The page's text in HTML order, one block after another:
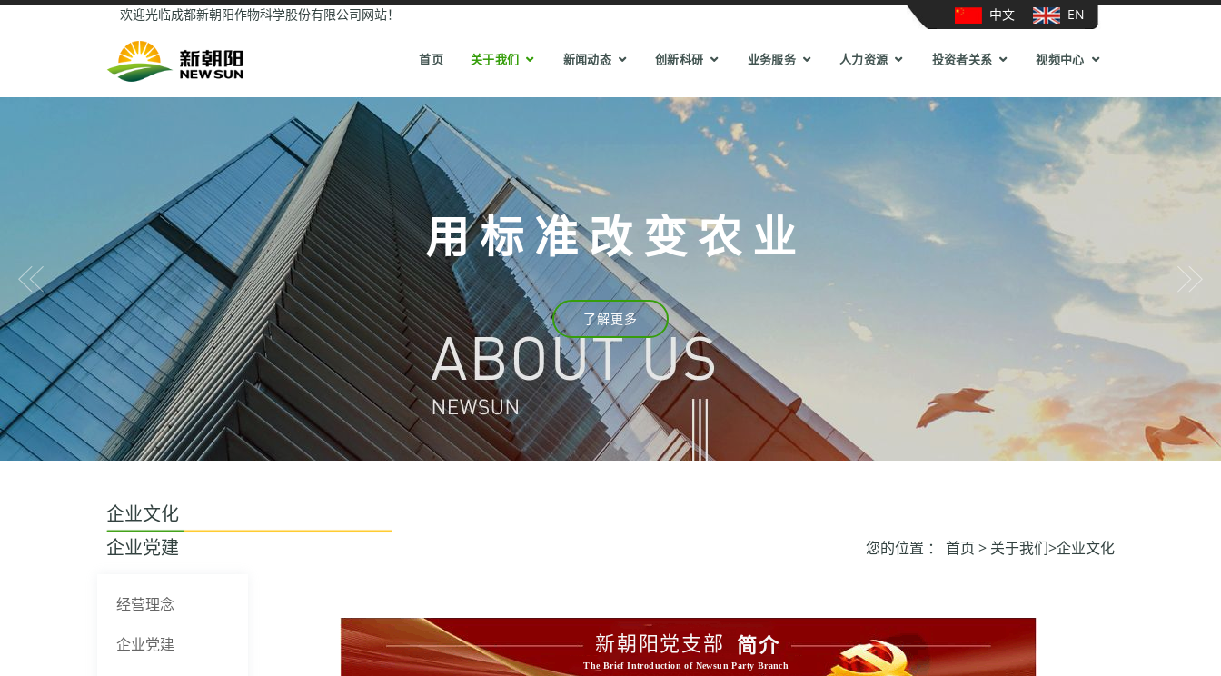
欢迎光临成都新朝阳作物科学股份有限公司网站！ 中文 EN
首页 关于我们 新闻动态 创新科研 业务服务 人力资源 投资者关系 视频中心
用 标 准 改 变 农 业
了解更多
Previous Next
企业文化
企业党建
您的位置 ： 首页 > 关于我们>企业文化
经营理念
企业党建
新朝阳党支部 简介
The Brief Introduction of Newsun Party Branch